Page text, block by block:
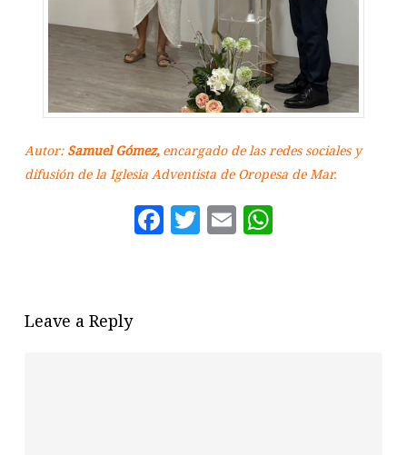
Autor: Samuel Gómez, encargado de las redes sociales y
difusión de la Iglesia Adventista de Oropesa de Mar.
Facebook
Twitter
Email
Leave a Reply